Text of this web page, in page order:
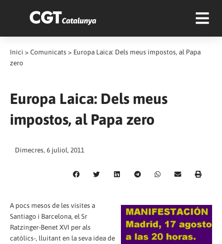
Inici > Comunicats > Europa Laica: Dels meus impostos, al Papa
zero
Europa Laica: Dels meus
impostos, al Papa zero
Dimecres, 6 juliol, 2011
A pocs mesos de les visites a
Santiago i Barcelona, ​​el Sr
Ratzinger-Benet XVI per als
catòlics-, lluitant en la seva idea de